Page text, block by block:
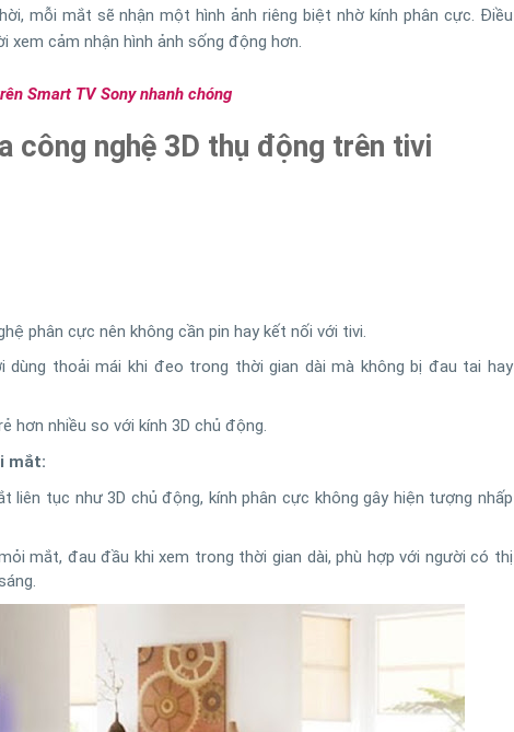
mỗi mắt sẽ nhận một hình ảnh riêng biệt nhờ kính phân cực. Điều
xem cảm nhận hình ảnh sống động hơn.
Smart TV Sony nhanh chóng
công nghệ 3D thụ động trên tivi
phân cực nên không cần pin hay kết nối với tivi.
dùng thoải mái khi đeo trong thời gian dài mà không bị đau tai hay
hơn nhiều so với kính 3D chủ động.
mắt:
liên tục như 3D chủ động, kính phân cực không gây hiện tượng nhấp
mắt, đau đầu khi xem trong thời gian dài, phù hợp với người có thị